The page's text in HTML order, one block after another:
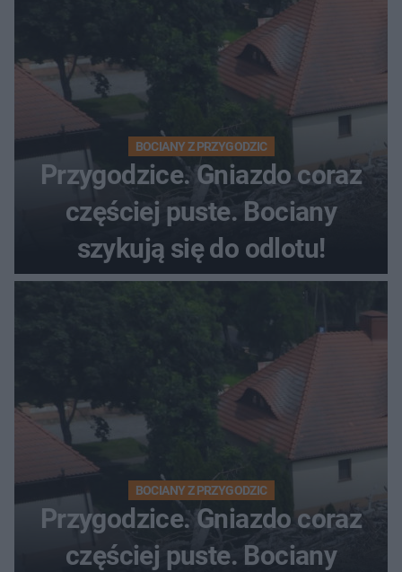
BOCIANY Z PRZYGODZIC
Przygodzice. Gniazdo coraz
częściej puste. Bociany
szykują się do odlotu!
BOCIANY Z PRZYGODZIC
Przygodzice. Gniazdo coraz
częściej puste. Bociany